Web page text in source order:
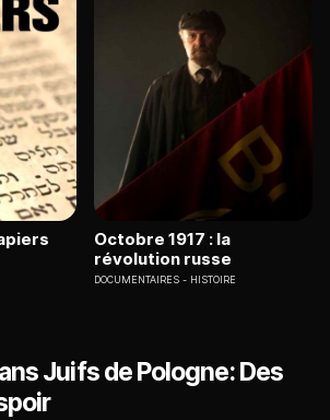
Octobre 1917 : la
révolution russe
DOCUMENTAIRES HISTOIRE
Juifs de Pologne: Des